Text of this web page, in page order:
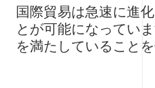
国際貿易は急速に進
とが可能になってい
を満たしていること